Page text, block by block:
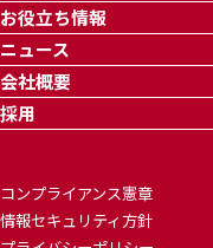
お役立ち情報
ニュース
会社概要
採用
コンプライアンス憲章
情報セキュリティ方針